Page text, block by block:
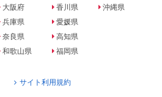
大阪府
兵庫県
奈良県
和歌山県
香川県
愛媛県
高知県
福岡県
沖縄県
サイト利用規約